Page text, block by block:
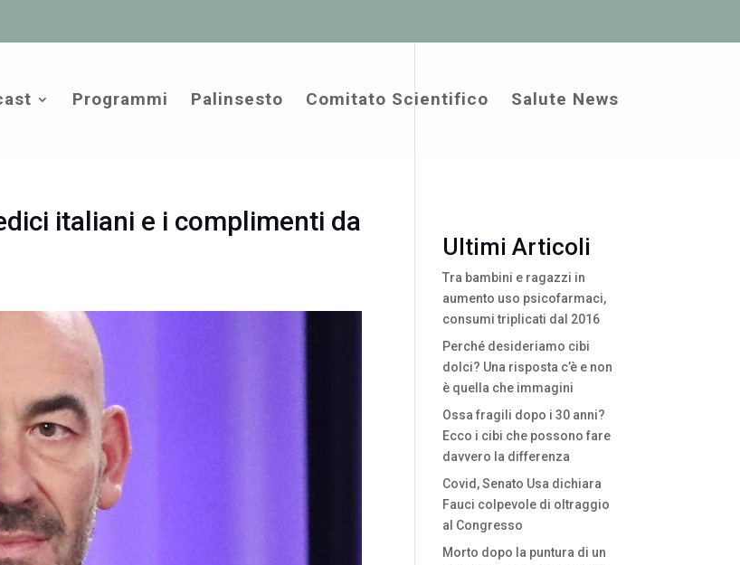
Programmi Palinsesto Comitato Scientifico Salute News
italiani e i complimenti da
Ultimi Articoli
Tra bambini e ragazzi in
aumento uso psicofarmaci,
consumi triplicati dal 2016
Perché desideriamo cibi
dolci? Una risposta c’è e non
è quella che immagini
Ossa fragili dopo i 30 anni?
Ecco i cibi che possono fare
davvero la differenza
Covid, Senato Usa dichiara
Fauci colpevole di oltraggio
al Congresso
Morto dopo la puntura di un